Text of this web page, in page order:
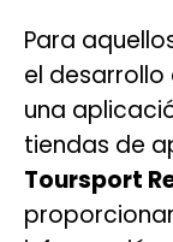
Para
el
una
tiendas de
Toursport